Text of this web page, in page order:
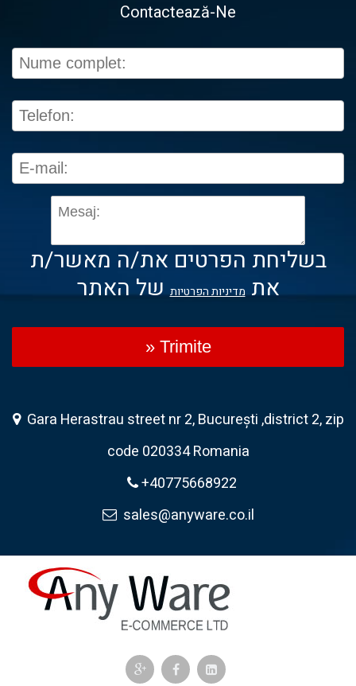
Contactează-Ne
בשליחת הפרטים את/ה מאשר/ת
אתמדיניות הפרטיותשל האתר
» Trimite
Gara Herastrau street nr 2, București ,district 2, zip
code 020334 Romania
+40775668922
sales@anyware.co.il